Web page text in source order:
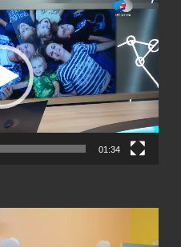
01:34